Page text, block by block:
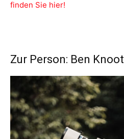
finden Sie hier!
Zur Person: Ben Knoot